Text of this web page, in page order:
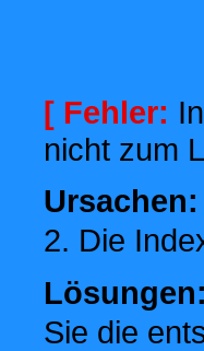
[ Fehler:
nicht zum
Ursachen:
2. Die
Lösungen:
Sie die